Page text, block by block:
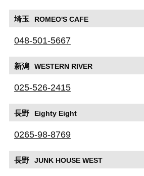
埼玉 ROMEO'S CAFE
048-501-5667
新潟 WESTERN RIVER
025-526-2415
長野 Eighty Eight
0265-98-8769
長野 JUNK HOUSE WEST